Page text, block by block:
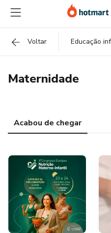
Voltar Educação
Maternidade
Acabou de chegar